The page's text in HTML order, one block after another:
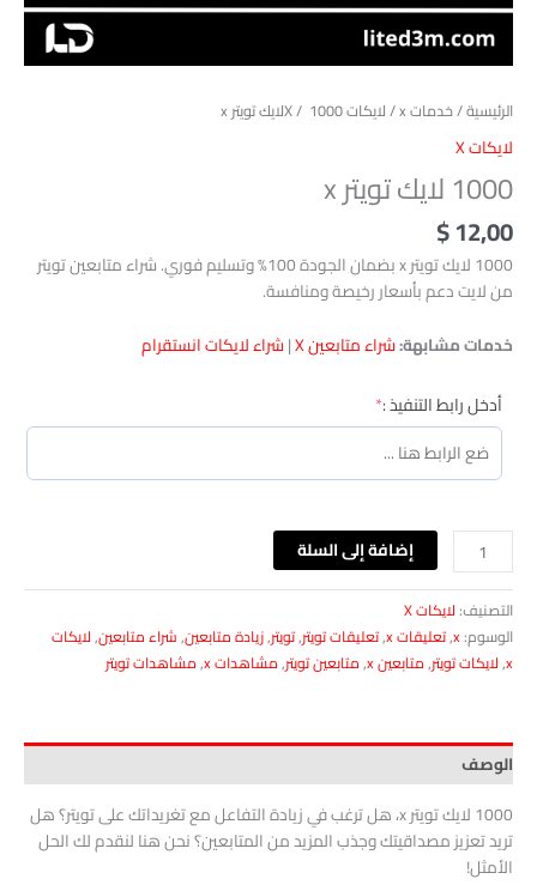
الرئيسية/خدمات x /لايكات X/ ‎ 1000لايك تويتر x
لايكات X
‎ 1000لايك تويتر x
$12,00
‎ 1000لايك تويتر x بضمان الجودة 100% وتسليم فوري. شراء متابعين تويتر
من لايت دعم بأسعار رخيصة ومنافسة.
خدمات مشابهة:شراء متابعين X |شراء لايكات انستقرام
أدخل رابط التنفيذ :*
إضافة إلى السلة
التصنيف:لايكات X
الوسوم:x
,تعليقات x ,تعليقات تويتر,تويتر,زيادة متابعين,شراء متابعين,لايكات
x
,لايكات تويتر,متابعين x ,متابعين تويتر,مشاهدات x ,مشاهدات تويتر
الوصف
‎ 1000لايك تويتر x، هل ترغب في زيادة التفاعل مع تغريداتك على تويتر؟ هل
تريد تعزيز مصداقيتك وجذب المزيد من المتابعين؟ نحن هنا لنقدم لك الحل
الأمثل!